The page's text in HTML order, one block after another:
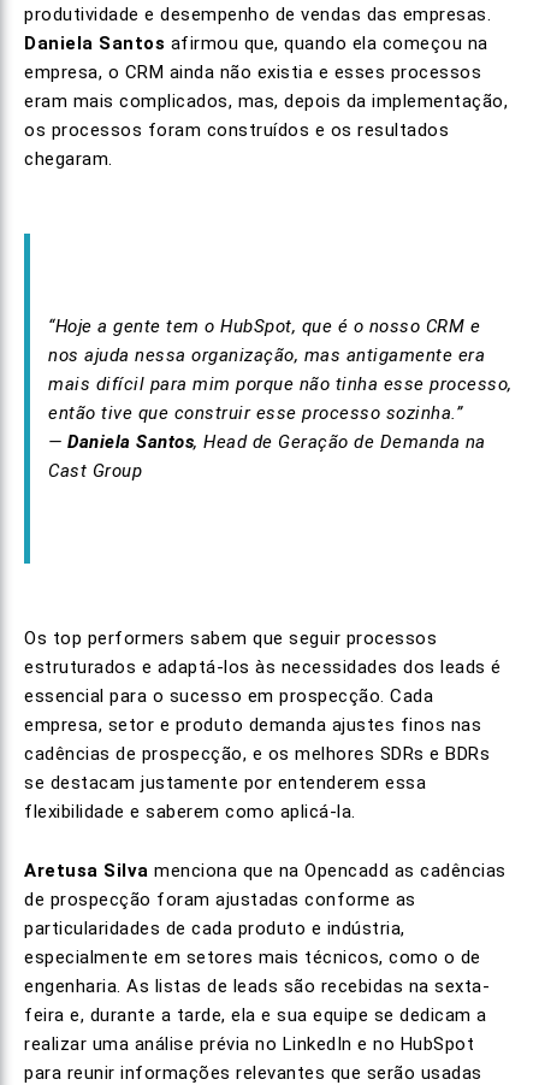
produtividade e desempenho de vendas das empresas.
Daniela Santos afirmou que, quando ela começou na
empresa, o CRM ainda não existia e esses processos
eram mais complicados, mas, depois da implementação,
os processos foram construídos e os resultados
chegaram.
“Hoje a gente tem o HubSpot, que é o nosso CRM e
nos ajuda nessa organização, mas antigamente era
mais difícil para mim porque não tinha esse processo,
então tive que construir esse processo sozinha.”
— Daniela Santos, Head de Geração de Demanda na
Cast Group
Os top performers sabem que seguir processos
estruturados e adaptá-los às necessidades dos leads é
essencial para o sucesso em prospecção. Cada
empresa, setor e produto demanda ajustes finos nas
cadências de prospecção, e os melhores SDRs e BDRs
se destacam justamente por entenderem essa
flexibilidade e saberem como aplicá-la.
Aretusa Silva menciona que na Opencadd as cadências
de prospecção foram ajustadas conforme as
particularidades de cada produto e indústria,
especialmente em setores mais técnicos, como o de
engenharia. As listas de leads são recebidas na sexta-
feira e, durante a tarde, ela e sua equipe se dedicam a
realizar uma análise prévia no LinkedIn e no HubSpot
para reunir informações relevantes que serão usadas